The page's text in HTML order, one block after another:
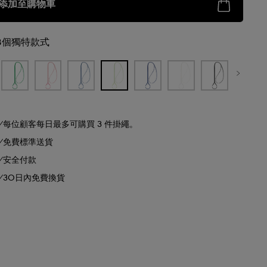
加至購物車
獨特款式
每位顧客每日最多可購買 3 件掛繩。
免費標準送貨
安全付款
30日內免費換貨